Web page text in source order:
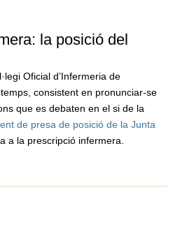
la posició del
Oficial d’Infermeria de
consistent en pronunciar-se
que es debaten en el si de la
de presa de posició de la Junta
a la prescripció infermera.